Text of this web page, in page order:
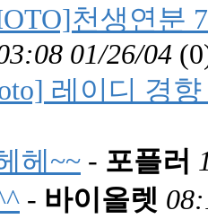
천생연분
01/26/04 (
레이디 경
헤~~ - 포플러
- 바이올렛